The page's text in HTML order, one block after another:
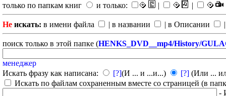
только по папкам книг
и только: | |
Не искать: в имени файла | в названии | в Описании
поиск только в этой папке (HENKS_DVD__mp4/History/
менеджер
Искать фразу как написана:
[?](И ... и ...и...) [?] (Или ...
Искать по файлам сохраненным вместе со страницей (в
-